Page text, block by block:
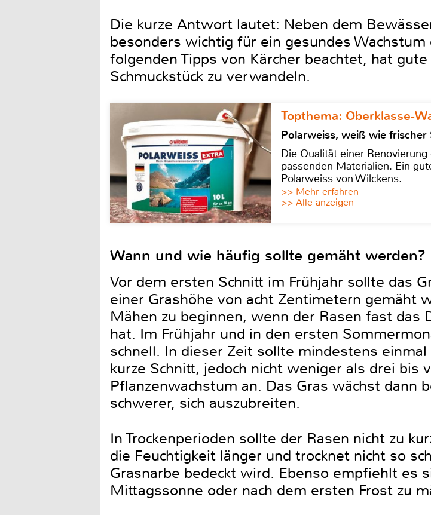
Die kurze Antwort lautet: Neben dem
besonders wichtig für ein gesundes Wachstum
folgenden Tipps von Kärcher beachtet, hat
Schmuckstück zu verwandeln.
Topthema: Oberklasse-
Polarweiss, weiß wie frischer
Die Qualität einer
passenden Materialien. Ein
Polarweiss von Wilckens.
>> Mehr erfahren
>> Alle anzeigen
Wann und wie häufig sollte gemäht werden?
Vor dem ersten Schnitt im Frühjahr sollte das
einer Grashöhe von acht Zentimetern gemäht
Mähen zu beginnen, wenn der Rasen fast das
hat. Im Frühjahr und in den ersten
schnell. In dieser Zeit sollte mindestens
kurze Schnitt, jedoch nicht weniger als drei bis
Pflanzenwachstum an. Das Gras wächst dann
schwerer, sich auszubreiten.
In Trockenperioden sollte der Rasen nicht zu
die Feuchtigkeit länger und trocknet nicht so
Grasnarbe bedeckt wird. Ebenso empfiehlt es
Mittagssonne oder nach dem ersten Frost zu